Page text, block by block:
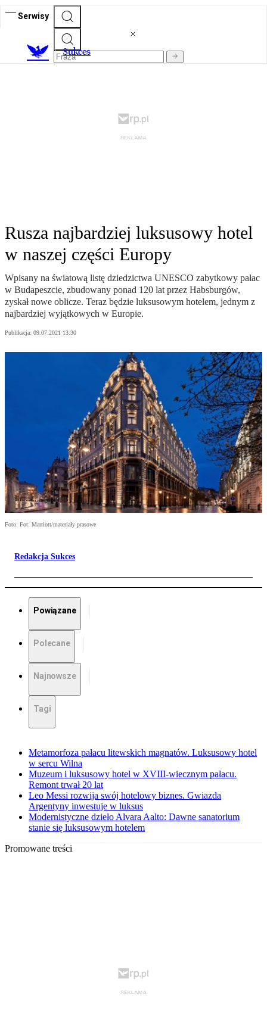
Serwisy
Sukces
Rusza najbardziej luksusowy hotel
w naszej części Europy
Wpisany na światową listę dziedzictwa UNESCO zabytkowy pałac
w Budapeszcie, zbudowany ponad 120 lat przez Habsburgów,
zyskał nowe oblicze. Teraz będzie luksusowym hotelem, jednym z
najbardziej wyjątkowych w Europie.
Publikacja: 09.07.2021 13:30
Foto: Fot: Marriott/materiały prasowe
Redakcja Sukces
Powiązane
Polecane
Najnowsze
Tagi
Metamorfoza pałacu litewskich magnatów. Luksusowy hotel
w sercu Wilna
Muzeum i luksusowy hotel w XVIII-wiecznym pałacu.
Remont trwał 20 lat
Leo Messi rozwija swój hotelowy biznes. Gwiazda
Argentyny inwestuje w luksus
Modernistyczne dzieło Alvara Aalto: Dawne sanatorium
stanie się luksusowym hotelem
Promowane treści